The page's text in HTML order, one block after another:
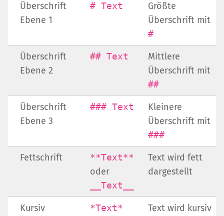
Überschrift
Ebene 1
# Text
Größte
Überschrift mit
#
Überschrift
Ebene 2
## Text
Mittlere
Überschrift mit
##
Überschrift
Ebene 3
### Text
Kleinere
Überschrift mit
###
Fettschrift **Text**
oder
__Text__
Text wird fett
dargestellt
Kursiv *Text*
Text wird kursiv